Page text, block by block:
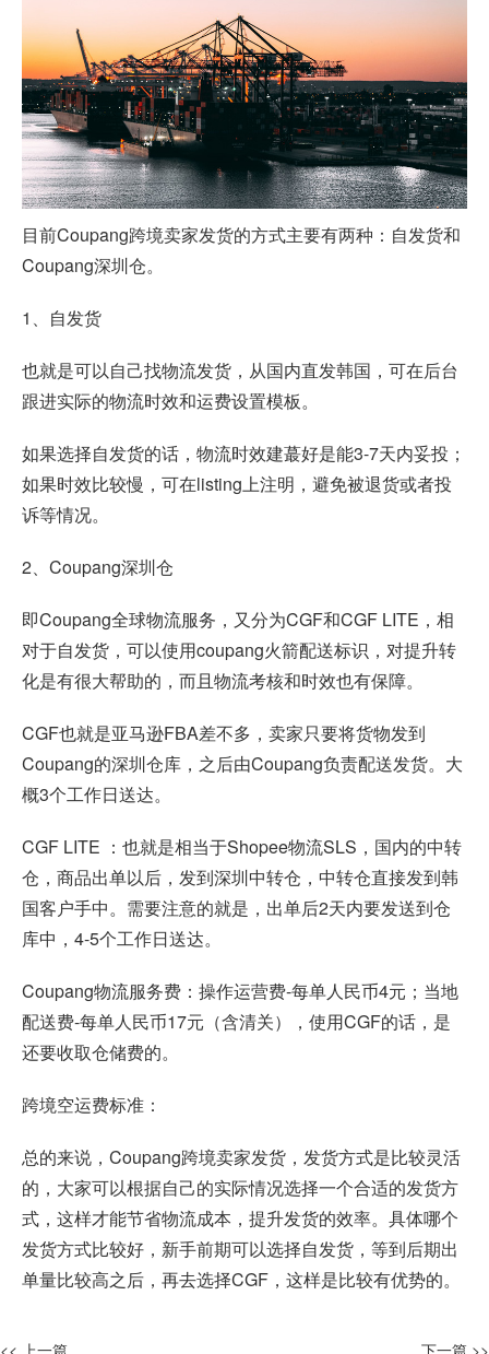
目前Coupang跨境卖家发货的方式主要有两种：自发货和
Coupang深圳仓。
1、自发货
也就是可以自己找物流发货，从国内直发韩国，可在后台
跟进实际的物流时效和运费设置模板。
如果选择自发货的话，物流时效建蕞好是能3-7天内妥投；
如果时效比较慢，可在listing上注明，避免被退货或者投
诉等情况。
2、Coupang深圳仓
即Coupang全球物流服务，又分为CGF和CGF LITE，相
对于自发货，可以使用coupang火箭配送标识，对提升转
化是有很大帮助的，而且物流考核和时效也有保障。
CGF也就是亚马逊FBA差不多，卖家只要将货物发到
Coupang的深圳仓库，之后由Coupang负责配送发货。大
概3个工作日送达。
CGF LITE ：也就是相当于Shopee物流SLS，国内的中转
仓，商品出单以后，发到深圳中转仓，中转仓直接发到韩
国客户手中。需要注意的就是，出单后2天内要发送到仓
库中，4-5个工作日送达。
Coupang物流服务费：操作运营费-每单人民币4元；当地
配送费-每单人民币17元（含清关），使用CGF的话，是
还要收取仓储费的。
跨境空运费标准：
总的来说，Coupang跨境卖家发货，发货方式是比较灵活
的，大家可以根据自己的实际情况选择一个合适的发货方
式，这样才能节省物流成本，提升发货的效率。具体哪个
发货方式比较好，新手前期可以选择自发货，等到后期出
单量比较高之后，再去选择CGF，这样是比较有优势的。
<< 上一篇 下一篇 >>